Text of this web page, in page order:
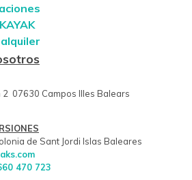
2 07630 Campos Illes Balears
de Sant Jordi Islas Baleares
470 723